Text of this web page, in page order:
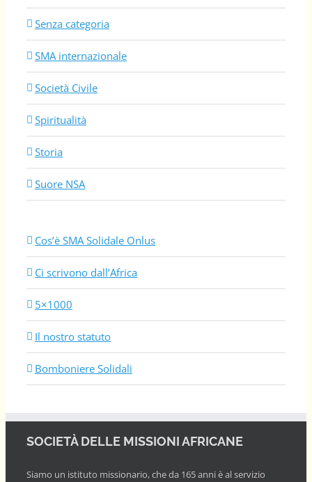
Senza categoria
SMA internazionale
Società Civile
Spiritualità
Storia
Suore NSA
Cos’è SMA Solidale Onlus
Ci scrivono dall’Africa
5×1000
Il nostro statuto
Bomboniere Solidali
SOCIETÀ DELLE MISSIONI AFRICANE
Siamo un istituto missionario, che da 165 anni è al servizio